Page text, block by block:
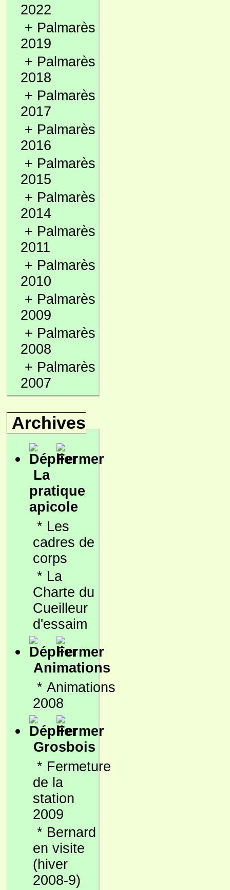
2022
+ Palmarès
2019
+ Palmarès
2018
+ Palmarès
2017
+ Palmarès
2016
+ Palmarès
2015
+ Palmarès
2014
+ Palmarès
2011
+ Palmarès
2010
+ Palmarès
2009
+ Palmarès
2008
+ Palmarès
2007
Archives
La
pratique
apicole
* Les
cadres de
corps
* La
Charte du
Cueilleur
d'essaim
Animations
* Animations
2008
Grosbois
* Fermeture
de la
station
2009
* Bernard
en visite
(hiver
2008-9)